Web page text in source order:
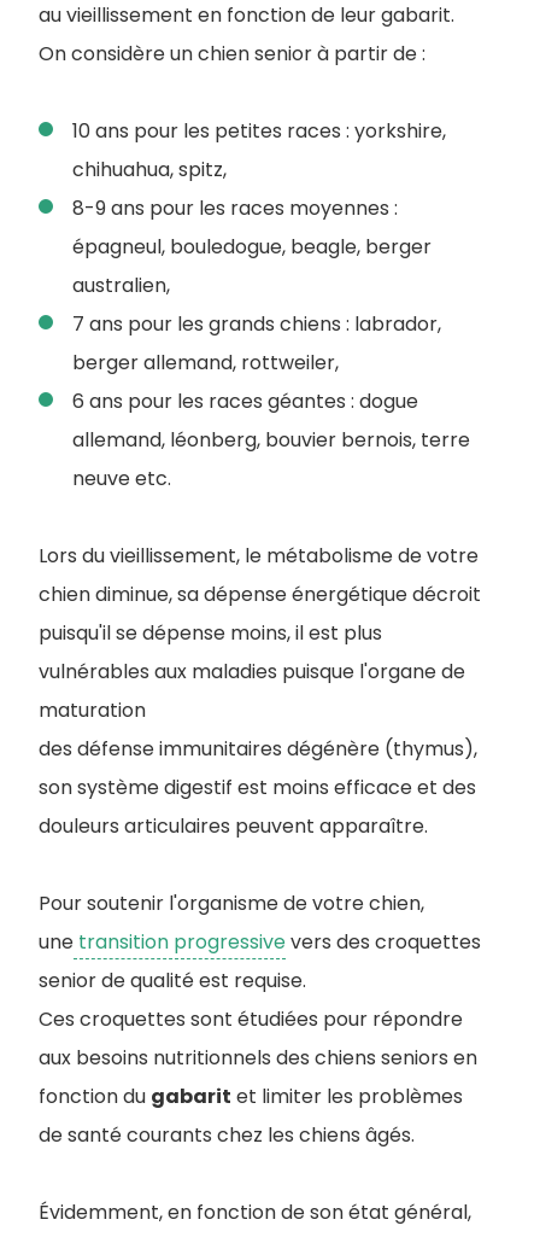
au vieillissement en fonction de leur gabarit.
On considère un chien senior à partir de :
10 ans pour les petites races : yorkshire,
chihuahua, spitz,
8-9 ans pour les races moyennes :
épagneul, bouledogue, beagle, berger
australien,
7 ans pour les grands chiens : labrador,
berger allemand, rottweiler,
6 ans pour les races géantes : dogue
allemand, léonberg, bouvier bernois, terre
neuve etc.
Lors du vieillissement, le métabolisme de votre
chien diminue, sa dépense énergétique décroit
puisqu'il se dépense moins, il est plus
vulnérables aux maladies puisque l'organe de
maturation
des défense immunitaires dégénère (thymus),
son système digestif est moins efficace et des
douleurs articulaires peuvent apparaître.
Pour soutenir l'organisme de votre chien,
une transition progressivevers des croquettes
senior de qualité est requise.
Ces croquettes sont étudiées pour répondre
aux besoins nutritionnels des chiens seniors en
fonction du gabarit et limiter les problèmes
de santé courants chez les chiens âgés.
Évidemment, en fonction de son état général,